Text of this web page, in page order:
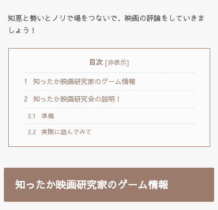
知恵と勢いとノリで場をつないで、映画の評論をしていきま
しょう！
目次 [非表示]
1
知ったか映画研究家のゲーム情報
2 知ったか映画研究会の説明！
2.1
準備
2.2
実際に遊んでみて
知ったか映画研究家のゲーム情報